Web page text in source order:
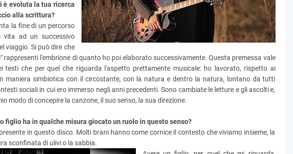
è evoluta la tua ricerca
alla scrittura?
la fine di un percorso
vita ad un successivo
viaggio. Si può dire che
rappresenti l'embrione di quanto ho poi elaborato successivamente. Questa premessa vale
testi che per quel che riguarda l'aspetto prettamente musicale: ho lavorato, rispetto ai
maniera simbiotica con il circostante, con la natura e dentro la natura, lontano da tutti
sociali in cui ero immerso negli anni precedenti. Sono cambiate le letture e gli ascolti e,
modo di concepire la canzone, il suo senso, la sua direzione.
figlio ha in qualche misura giocato un ruolo in questo senso?
in questo disco. Molti brani hanno come cornice il contesto che viviamo insieme, la
sconfinata di ulivi o la sabbia.